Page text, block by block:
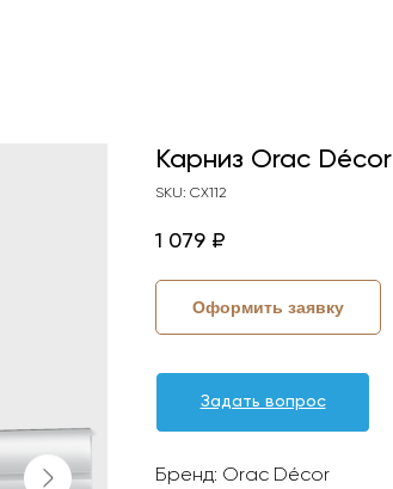
Карниз Orac Décor
SKU: CX112
1 079 ₽
Оформить заявку
Задать вопрос
Бренд: Orac Décor